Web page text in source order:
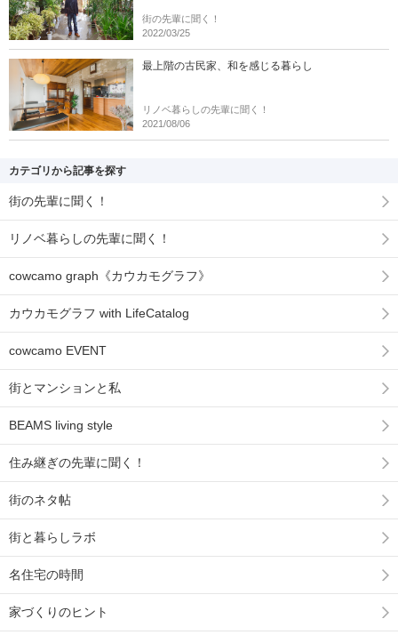
街の先輩に聞く！
2022/03/25
最上階の古民家、和を感じる暮らし
リノベ暮らしの先輩に聞く！
2021/08/06
カテゴリから記事を探す
街の先輩に聞く！
リノベ暮らしの先輩に聞く！
cowcamo graph《カウカモグラフ》
カウカモグラフ with LifeCatalog
cowcamo EVENT
街とマンションと私
BEAMS living style
住み継ぎの先輩に聞く！
街のネタ帖
街と暮らしラボ
名住宅の時間
家づくりのヒント